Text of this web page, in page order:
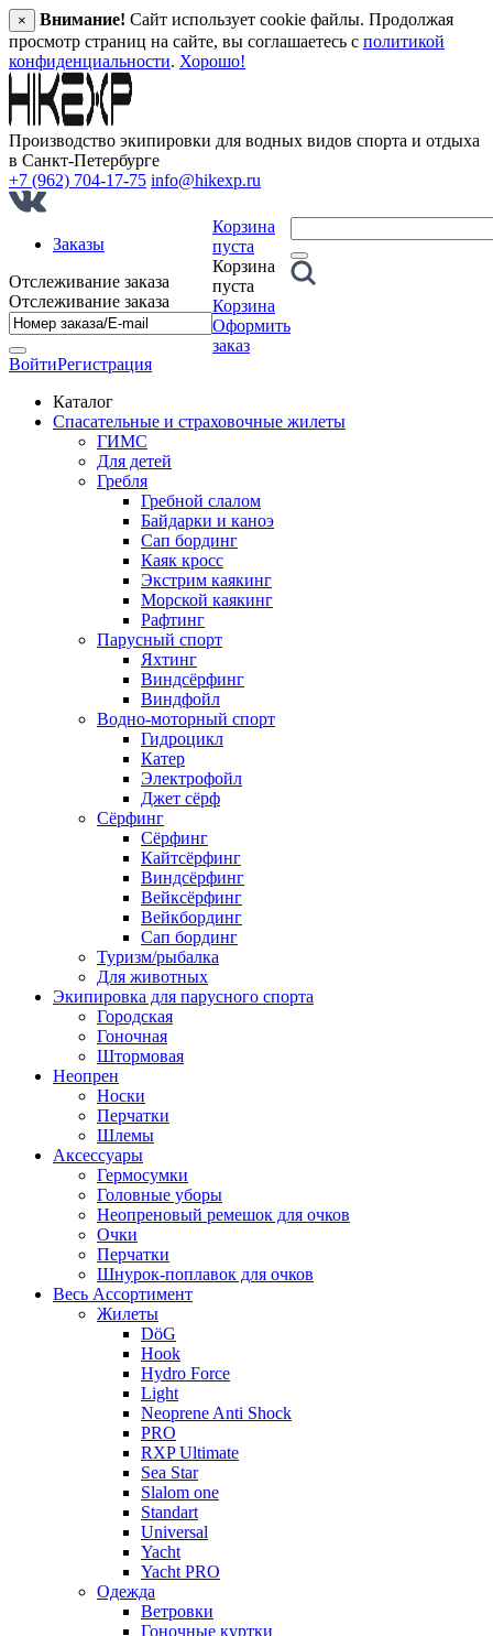
× Внимание! Сайт использует cookie файлы. Продолжая
просмотр страниц на сайте, вы соглашаетесь с политикой
конфиденциальности. Хорошо!
Производство экипировки для водных видов спорта и отдыха
в Санкт‑Петербурге
+7 (962) 704-17-75 info@hikexp.ru
Заказы
Отслеживание заказа
Отслеживание заказа
ВойтиРегистрация
Корзина
пуста
Корзина
пуста
Корзина
Оформить
заказ
Каталог
Спасательные и страховочные жилеты
ГИМС
Для детей
Гребля
Гребной слалом
Байдарки и каноэ
Сап бординг
Каяк кросс
Экстрим каякинг
Морской каякинг
Рафтинг
Парусный спорт
Яхтинг
Виндсёрфинг
Виндфойл
Водно-моторный спорт
Гидроцикл
Катер
Электрофойл
Джет сёрф
Сёрфинг
Сёрфинг
Кайтсёрфинг
Виндсёрфинг
Вейксёрфинг
Вейкбординг
Сап бординг
Туризм/рыбалка
Для животных
Экипировка для парусного спорта
Городская
Гоночная
Штормовая
Неопрен
Носки
Перчатки
Шлемы
Аксессуары
Гермосумки
Головные уборы
Неопреновый ремешок для очков
Очки
Перчатки
Шнурок-поплавок для очков
Весь Ассортимент
Жилеты
DöG
Hook
Hydro Force
Light
Neoprene Anti Shock
PRO
RXP Ultimate
Sea Star
Slalom one
Standart
Universal
Yacht
Yacht PRO
Одежда
Ветровки
Гоночные куртки